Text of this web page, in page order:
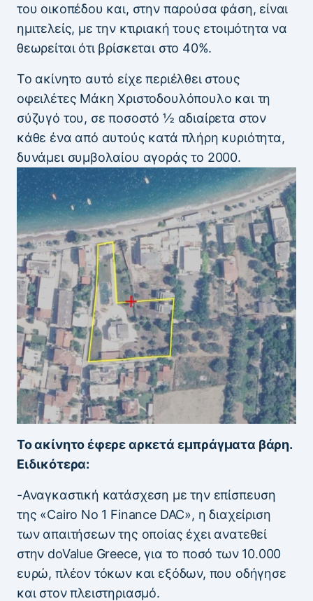
του οικοπέδου και, στην παρούσα φάση, είναι
ημιτελείς, με την κτιριακή τους ετοιμότητα να
θεωρείται ότι βρίσκεται στο 40%.
Το ακίνητο αυτό είχε περιέλθει στους
οφειλέτες Μάκη Χριστοδουλόπουλο και τη
σύζυγό του, σε ποσοστό ½ αδιαίρετα στον
κάθε ένα από αυτούς κατά πλήρη κυριότητα,
δυνάμει συμβολαίου αγοράς το 2000.
Το ακίνητο έφερε αρκετά εμπράγματα βάρη.
Ειδικότερα:
-Αναγκαστική κατάσχεση με την επίσπευση
της «Cairo No 1 Finance DAC», η διαχείριση
των απαιτήσεων της οποίας έχει ανατεθεί
στην doValue Greece, για το ποσό των 10.000
ευρώ, πλέον τόκων και εξόδων, που οδήγησε
και στον πλειστηριασμό.